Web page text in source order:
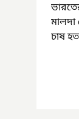
মালদা
চাষ